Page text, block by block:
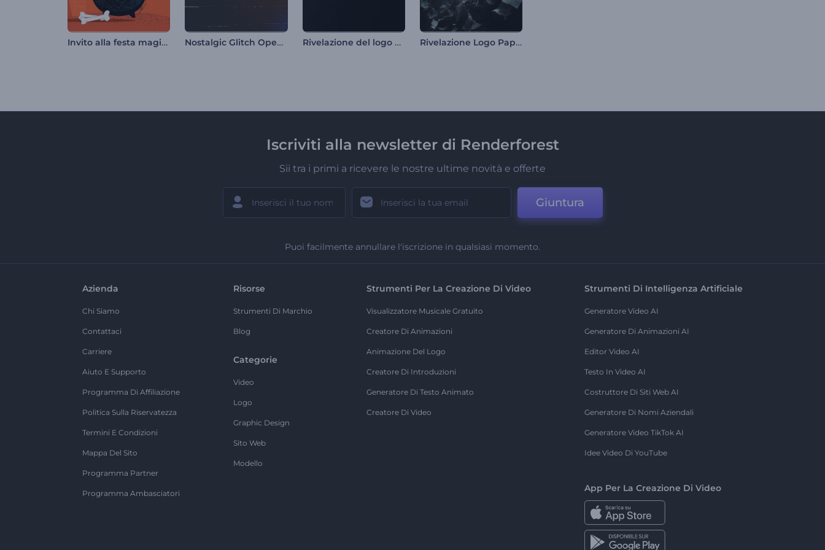
Invito alla festa magica di Halloween Nostalgic Glitch Opener Rivelazione del logo Spinning Fluid Rivelazione Logo Paper Storm
Iscriviti alla newsletter di Renderforest
Sii tra i primi a ricevere le nostre ultime novità e offerte
Giuntura
Puoi facilmente annullare l'iscrizione in qualsiasi momento.
Azienda
Chi Siamo
Contattaci
Carriere
Aiuto E Supporto
Programma Di Affiliazione
Politica Sulla Riservatezza
Termini E Condizioni
Mappa Del Sito
Programma Partner
Programma Ambasciatori
Risorse
Strumenti Di Marchio
Blog
Categorie
Video
Logo
Graphic Design
Sito Web
Modello
Strumenti Per La Creazione Di Video
Visualizzatore Musicale Gratuito
Creatore Di Animazioni
Animazione Del Logo
Creatore Di Introduzioni
Generatore Di Testo Animato
Creatore Di Video
Strumenti Di Intelligenza Artificiale
Generatore Video AI
Generatore Di Animazioni AI
Editor Video AI
Testo In Video AI
Costruttore Di Siti Web AI
Generatore Di Nomi Aziendali
Generatore Video TikTok AI
Idee Video Di YouTube
App Per La Creazione Di Video